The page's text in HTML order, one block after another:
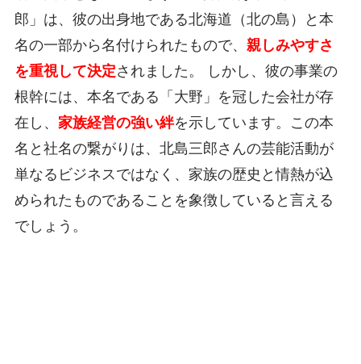
郎」は、彼の出身地である北海道（北の島）と本
名の一部から名付けられたもので、 親しみやすさ
を重視して決定されました。 しかし、彼の事業の
根幹には、本名である「大野」を冠した会社が存
在し、 家族経営の強い絆を示しています。この本
名と社名の繋がりは、北島三郎さんの芸能活動が
単なるビジネスではなく、家族の歴史と情熱が込
められたものであることを象徴していると言える
でしょう。